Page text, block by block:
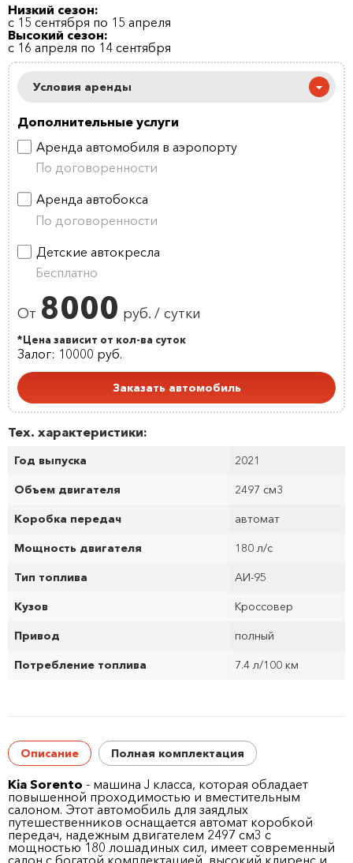
Низкий сезон:
с 15 сентября по 15 апреля
Высокий сезон:
с 16 апреля по 14 сентября
Условия аренды
Дополнительные услуги
Аренда автомобиля в аэропорту
По договоренности
Аренда автобокса
По договоренности
Детские автокресла
Бесплатно
От 8000 руб. / сутки
*Цена зависит от кол-ва суток
Залог: 10000 руб.
Заказать автомобиль
Тех. характеристики:
Год выпуска 2021
Объем двигателя 2497 см3
Коробка передач автомат
Мощность двигателя 180 л/с
Тип топлива АИ-95
Кузов Кроссовер
Привод полный
Потребление топлива 7.4 л/100 км
Описание Полная комплектация
Kia Sorento - машина J класса, которая обладает
повышенной проходимостью и вместительным
салоном. Этот автомобиль для заядлых
путешественников оснащается автомат коробкой
передач, надежным двигателем 2497 см3 с
мощностью 180 лошадиных сил, имеет современный